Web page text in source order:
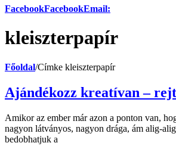
FacebookFacebookEmail:
kleiszterpapír
Főoldal/Címke kleiszterpapír
Ajándékozz kreatívan –
Amikor az ember már azon a ponton van,
nagyon látványos, nagyon drága, ám alig-
bedobhatjuk a